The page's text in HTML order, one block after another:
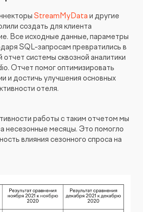
StreamMyData и другие
создать для клиента
Все исходные данные, параметры
SQL-запросам превратились в
отчет системы сквозной аналитики
Отчет помог оптимизировать
и достичь улучшения основных
отеля.
работы с таким отчетом мы
несезонные месяцы. Это помогло
влияния сезонного спроса на